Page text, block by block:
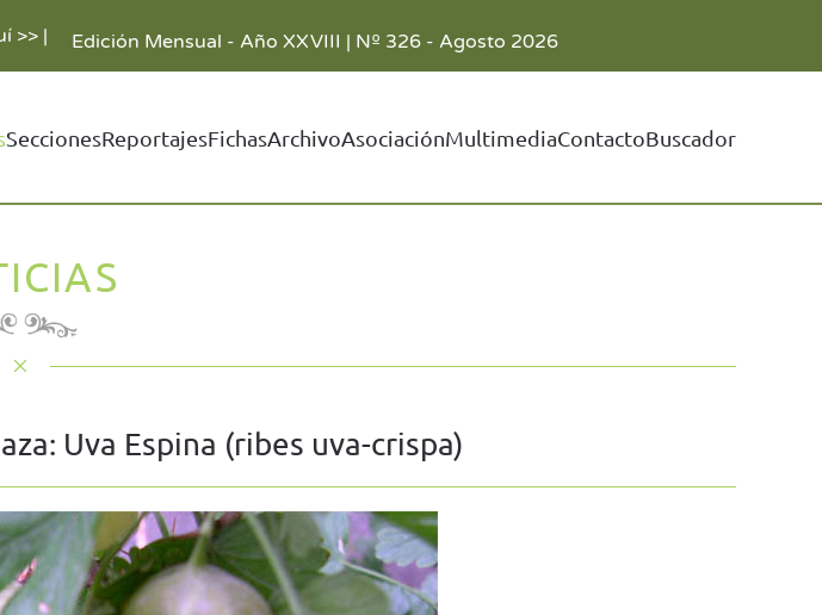
>>| Edición Mensual - Año XXVIII | Nº 326 - Agosto 2026
SeccionesReportajesFichasArchivoAsociaciónMultimediaContactoBuscador
Uva Espina (ribes uva-crispa)